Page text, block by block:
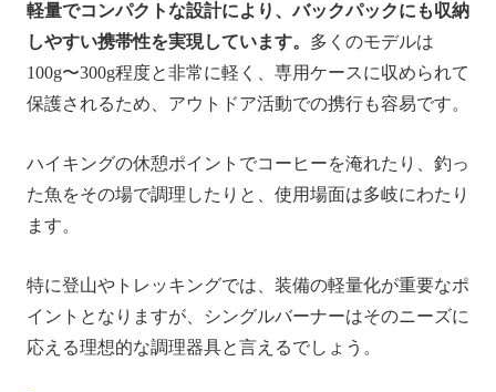
軽量でコンパクトな設計により、バックパックにも収納
しやすい携帯性を実現しています。 多くのモデルは
100g〜300g程度と非常に軽く、専用ケースに収められて
保護されるため、アウトドア活動での携行も容易です。
ハイキングの休憩ポイントでコーヒーを淹れたり、釣っ
た魚をその場で調理したりと、使用場面は多岐にわたり
ます。
特に登山やトレッキングでは、装備の軽量化が重要なポ
イントとなりますが、シングルバーナーはそのニーズに
応える理想的な調理器具と言えるでしょう。